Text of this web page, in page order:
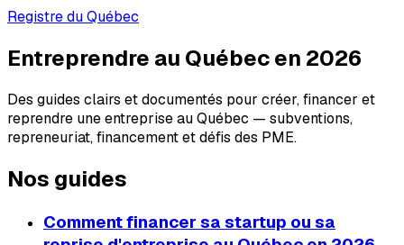
Registre du Québec
Entreprendre au Québec en 2026
Des guides clairs et documentés pour créer, financer et
reprendre une entreprise au Québec — subventions,
repreneuriat, financement et défis des PME.
Nos guides
Comment financer sa startup ou sa